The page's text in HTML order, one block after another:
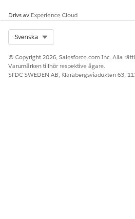
LÖSTE DENNA ARTIKEL
Berätta för oss vad vi
Ja
Drivs av Experience Cloud
Svenska
© Copyright 2026, Salesforce.com Inc. Alla
Varumärken tillhör respektive ägare.
SFDC SWEDEN AB, Klarabergsviadukten 63,